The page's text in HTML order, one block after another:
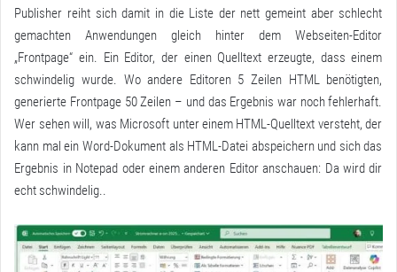
Publisher reiht sich damit in die Liste der nett gemeint aber schlecht
gemachten Anwendungen gleich hinter dem Webseiten-Editor
„Frontpage“ ein. Ein Editor, der einen Quelltext erzeugte, dass einem
schwindelig wurde. Wo andere Editoren 5 Zeilen HTML benötigten,
generierte Frontpage 50 Zeilen – und das Ergebnis war noch fehlerhaft.
Wer sehen will, was Microsoft unter einem HTML-Quelltext versteht, der
kann mal ein Word-Dokument als HTML-Datei abspeichern und sich das
Ergebnis in Notepad oder einem anderen Editor anschauen: Da wird dir
echt schwindelig..